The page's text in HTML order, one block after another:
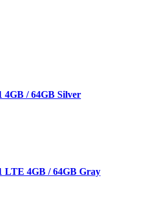
4GB / 64GB Silver
LTE 4GB / 64GB Gray